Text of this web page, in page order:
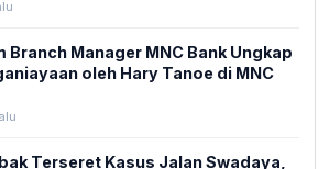
Branch Manager MNC Bank Ungkap
oleh Hary Tanoe di MNC
Terseret Kasus Jalan Swadaya,